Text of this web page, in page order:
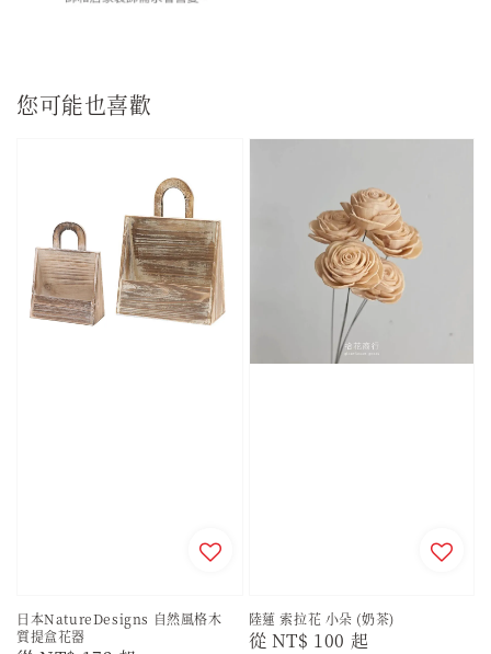
您可能也喜歡
日本NatureDesigns 自然風格木
質提盒花器
陸蓮 索拉花 小朵 (奶茶)
Regular
從 NT$ 100 起